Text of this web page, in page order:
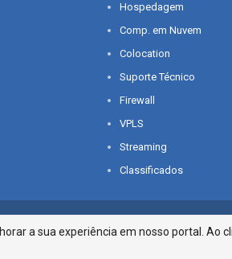
Hospedagem
Comp. em Nuvem
Colocation
Suporte Técnico
Firewall
VPLS
Streaming
Classificados
Todos os direitos reservados.
a sua experiência em nosso portal. Ao